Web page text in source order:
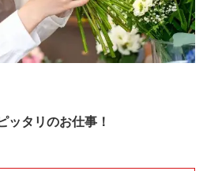
ッタリのお仕事！